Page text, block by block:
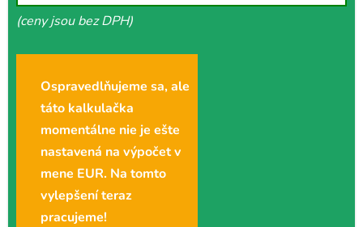
(ceny jsou bez DPH)
Ospravedlňujeme sa, ale
táto kalkulačka
momentálne nie je ešte
nastavená na výpočet v
mene EUR. Na tomto
vylepšení teraz
pracujeme!